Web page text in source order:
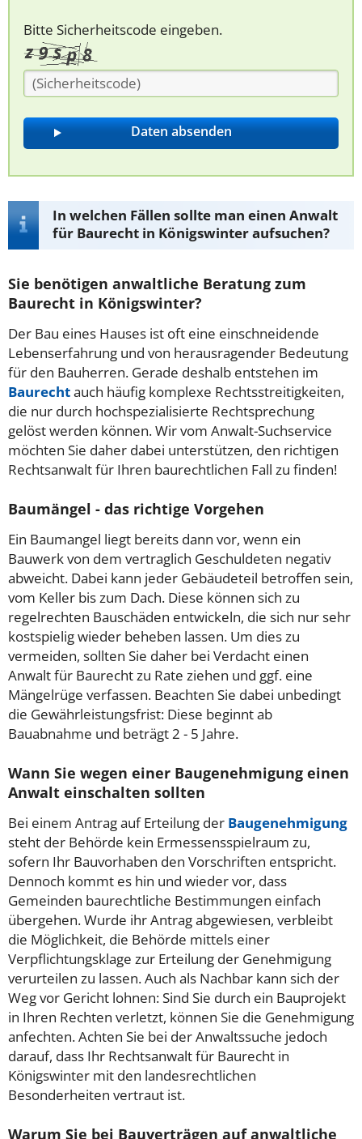
Bitte Sicherheitscode eingeben.
In welchen Fällen sollte man einen Anwalt
für Baurecht in Königswinter aufsuchen?
Sie benötigen anwaltliche Beratung zum
Baurecht in Königswinter?
Der Bau eines Hauses ist oft eine einschneidende
Lebenserfahrung und von herausragender Bedeutung
für den Bauherren. Gerade deshalb entstehen im
Baurechtauch häufig komplexe Rechtsstreitigkeiten,
die nur durch hochspezialisierte Rechtsprechung
gelöst werden können. Wir vom Anwalt-Suchservice
möchten Sie daher dabei unterstützen, den richtigen
Rechtsanwalt für Ihren baurechtlichen Fall zu finden!
Baumängel - das richtige Vorgehen
Ein Baumangel liegt bereits dann vor, wenn ein
Bauwerk von dem vertraglich Geschuldeten negativ
abweicht. Dabei kann jeder Gebäudeteil betroffen sein,
vom Keller bis zum Dach. Diese können sich zu
regelrechten Bauschäden entwickeln, die sich nur sehr
kostspielig wieder beheben lassen. Um dies zu
vermeiden, sollten Sie daher bei Verdacht einen
Anwalt für Baurecht zu Rate ziehen und ggf. eine
Mängelrüge verfassen. Beachten Sie dabei unbedingt
die Gewährleistungsfrist: Diese beginnt ab
Bauabnahme und beträgt 2 - 5 Jahre.
Wann Sie wegen einer Baugenehmigung einen
Anwalt einschalten sollten
Bei einem Antrag auf Erteilung der Baugenehmigung
steht der Behörde kein Ermessensspielraum zu,
sofern Ihr Bauvorhaben den Vorschriften entspricht.
Dennoch kommt es hin und wieder vor, dass
Gemeinden baurechtliche Bestimmungen einfach
übergehen. Wurde ihr Antrag abgewiesen, verbleibt
die Möglichkeit, die Behörde mittels einer
Verpflichtungsklage zur Erteilung der Genehmigung
verurteilen zu lassen. Auch als Nachbar kann sich der
Weg vor Gericht lohnen: Sind Sie durch ein Bauprojekt
in Ihren Rechten verletzt, können Sie die Genehmigung
anfechten. Achten Sie bei der Anwaltssuche jedoch
darauf, dass Ihr Rechtsanwalt für Baurecht in
Königswinter mit den landesrechtlichen
Besonderheiten vertraut ist.
Warum Sie bei Bauverträgen auf anwaltliche